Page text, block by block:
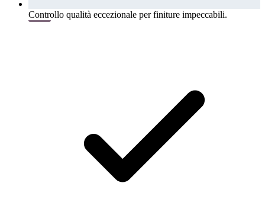
Controllo qualità eccezionale per finiture impeccabili.